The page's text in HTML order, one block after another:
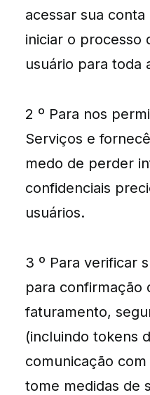
acessar sua
iniciar o processo
usuário para toda
2 º Para nos
Serviços e
medo de perder
confidenciais
usuários.
3 º Para verificar
para confirmação
faturamento,
(incluindo tokens
comunicação
tome medidas de